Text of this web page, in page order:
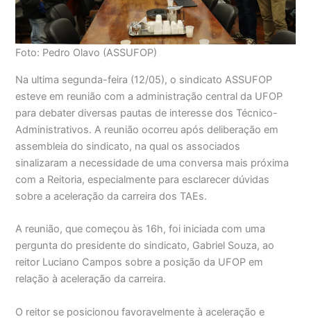
Foto: Pedro Olavo (ASSUFOP)
Na ultima segunda-feira (12/05), o sindicato ASSUFOP
esteve em reunião com a administração central da UFOP
para debater diversas pautas de interesse dos Técnico-
Administrativos. A reunião ocorreu após deliberação em
assembleia do sindicato, na qual os associados
sinalizaram a necessidade de uma conversa mais próxima
com a Reitoria, especialmente para esclarecer dúvidas
sobre a aceleração da carreira dos TAEs.
A reunião, que começou às 16h, foi iniciada com uma
pergunta do presidente do sindicato, Gabriel Souza, ao
reitor Luciano Campos sobre a posição da UFOP em
relação à aceleração da carreira.
O reitor se posicionou favoravelmente à aceleração e